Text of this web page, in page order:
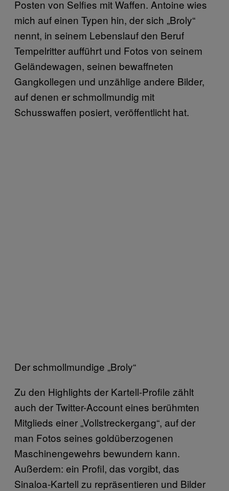
Posten von Selfies mit Waffen. Antoine wies
mich auf einen Typen hin, der sich „Broly“
nennt, in seinem Lebenslauf den Beruf
Tempelritter aufführt und Fotos von seinem
Geländewagen, seinen bewaffneten
Gangkollegen und unzählige andere Bilder,
auf denen er schmollmundig mit
Schusswaffen posiert, veröffentlicht hat.
Der schmollmundige „Broly“
Zu den Highlights der Kartell-Profile zählt
auch der Twitter-Account eines berühmten
Mitglieds einer „Vollstreckergang“, auf der
man Fotos seines goldüberzogenen
Maschinengewehrs bewundern kann.
Außerdem: ein Profil, das vorgibt, das
Sinaloa-Kartell zu repräsentieren und Bilder